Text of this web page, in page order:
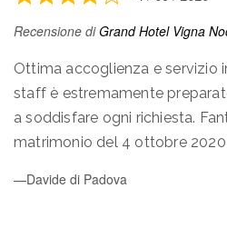
Rated
4
of
5
Recensione diGrand Hotel Vigna
Ottima accoglienza e servizio
staff è estremamente
a soddisfare ogni richiesta.
matrimonio del 4 ottobre
Davide di Padova